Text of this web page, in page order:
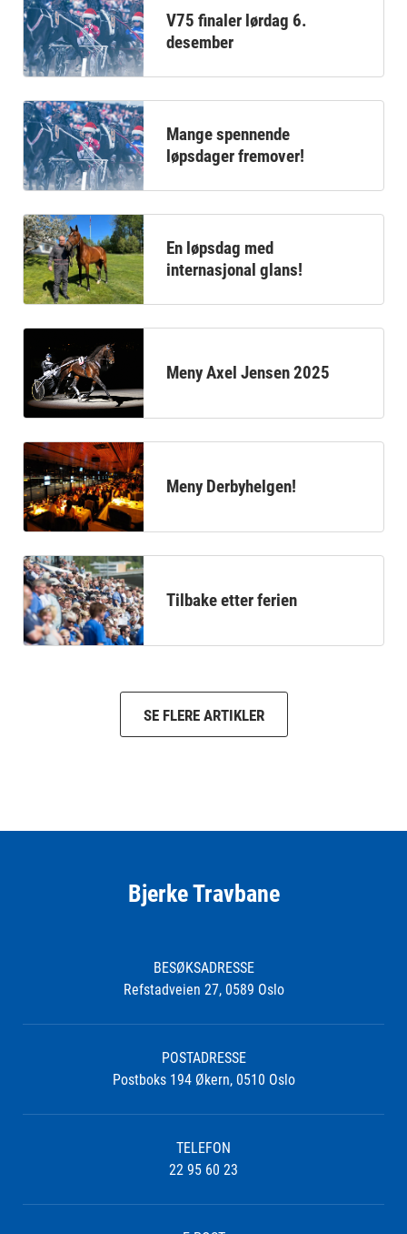
V75 finaler lørdag 6.
desember
Mange spennende
løpsdager fremover!
En løpsdag med
internasjonal glans!
Meny Axel Jensen 2025
Meny Derbyhelgen!
Tilbake etter ferien
SE FLERE ARTIKLER
Bjerke Travbane
BESØKSADRESSE
Refstadveien 27, 0589 Oslo
POSTADRESSE
Postboks 194 Økern, 0510 Oslo
TELEFON
22 95 60 23